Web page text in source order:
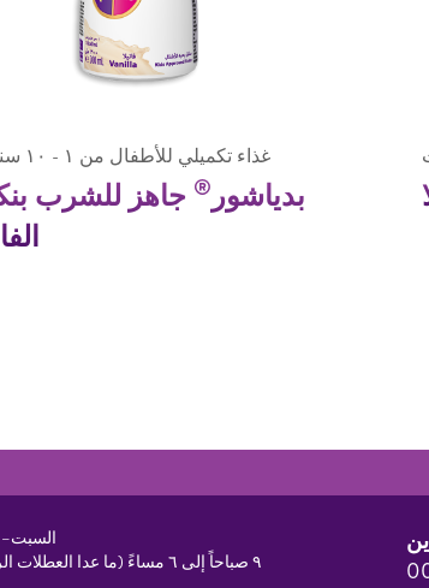
غذاء تكميلي للأطفال من ١ - ١٠ سنوات
بدياشور ® جاهز للشرب
السبت–